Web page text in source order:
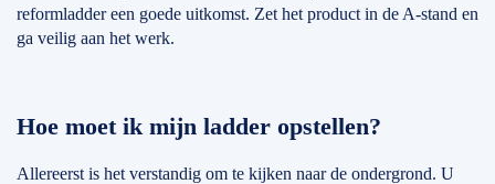
reformladder een goede uitkomst. Zet het product in de A-stand en
ga veilig aan het werk.
Hoe moet ik mijn ladder opstellen?
Allereerst is het verstandig om te kijken naar de ondergrond. U